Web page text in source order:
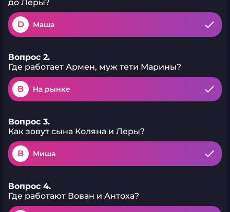
до Леры?
D Маша
Вопрос 2.
Где работает Армен, муж тети Марины?
B На рынке
Вопрос 3.
Как зовут сына Коляна и Леры?
B Миша
Вопрос 4.
Где работают Вован и Антоха?